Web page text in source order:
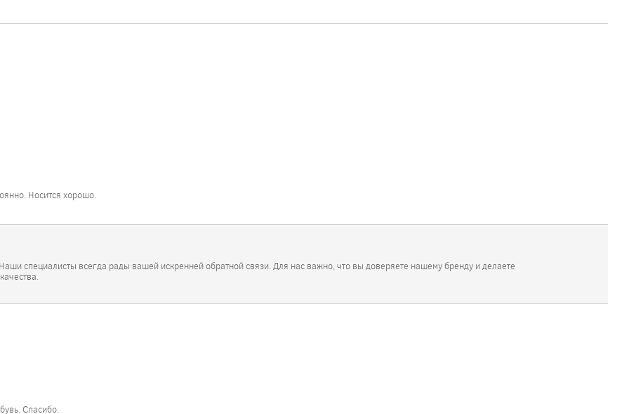
Носится хорошо.
специалисты всегда рады вашей искренней обратной связи. Для нас важно, что вы доверяете нашему бренду и делаете
Спасибо.